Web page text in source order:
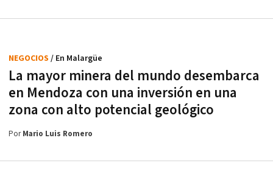
La mayor minera del mundo desembarca
en Mendoza con una inversión en una
zona con alto potencial geológico
NEGOCIOS / En Malargüe
PorMario Luis Romero